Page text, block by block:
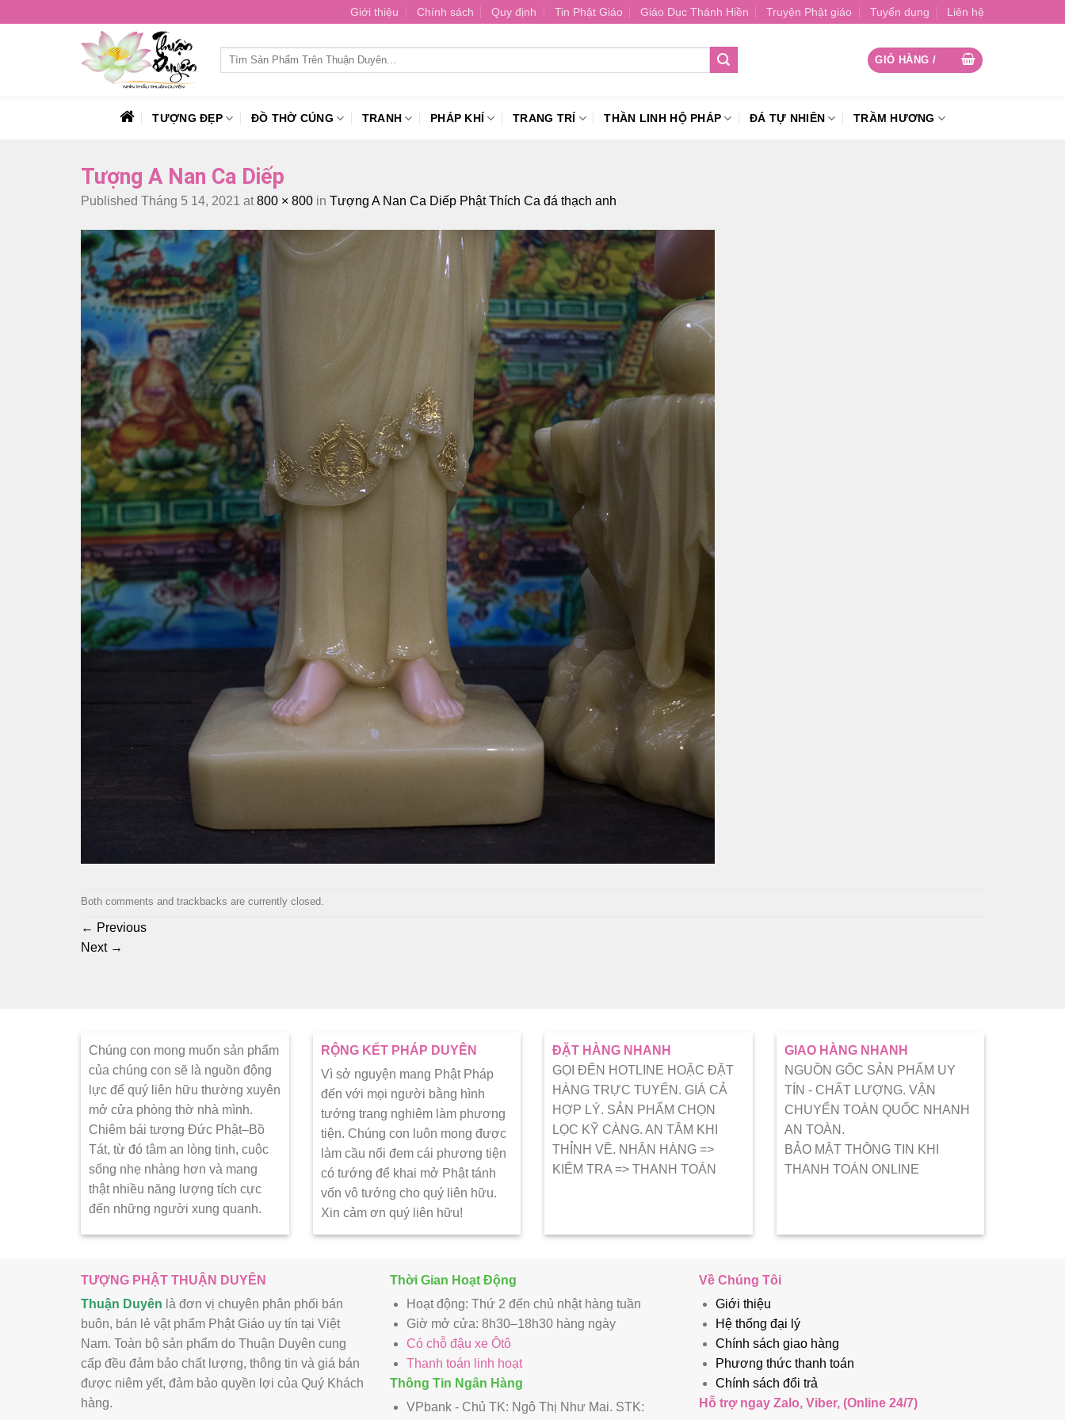
Giới thiệu Chính sách Quy định Tin Phật Giáo Giáo Dục Thánh Hiền Truyện Phật giáo Tuyển dụng Liên hệ
Tìm
GIỎ HÀNG /
TƯỢNG ĐẸP ĐỒ THỜ CÚNG TRANH PHÁP KHÍ TRANG TRÍ THẦN LINH HỘ PHÁP ĐÁ TỰ NHIÊN TRẦM HƯƠNG
Tượng A Nan Ca Diếp
Published Tháng 5 14, 2021 at 800 × 800 in Tượng A Nan Ca Diếp Phật Thích Ca đá thạch anh
Both comments and trackbacks are currently closed.
← Previous
Next →
Chúng con mong muốn sản phẩm
của chúng con sẽ là nguồn động
lực để quý liên hữu thường xuyên
mở cửa phòng thờ nhà mình.
Chiêm bái tượng Đức Phật–Bồ
Tát, từ đó tâm an lòng tịnh, cuộc
sống nhẹ nhàng hơn và mang
thật nhiều năng lượng tích cực
đến những người xung quanh.
RỘNG KẾT PHÁP DUYÊN
Vì sở nguyện mang Phật Pháp
đến với mọi người bằng hình
tướng trang nghiêm làm phương
tiện. Chúng con luôn mong được
làm cầu nối đem cái phương tiện
có tướng để khai mở Phật tánh
vốn vô tướng cho quý liên hữu.
Xin cảm ơn quý liên hữu!
ĐẶT HÀNG NHANH
GỌI ĐẾN HOTLINE HOẶC ĐẶT
HÀNG TRỰC TUYẾN. GIÁ CẢ
HỢP LÝ. SẢN PHẨM CHỌN
LỌC KỸ CÀNG. AN TÂM KHI
THỈNH VỀ. NHẬN HÀNG =>
KIẾM TRA => THANH TOÁN
GIAO HÀNG NHANH
NGUỒN GỐC SẢN PHẨM UY
TÍN - CHẤT LƯỢNG. VẬN
CHUYỂN TOÀN QUỐC NHANH
AN TOÀN.
BẢO MẬT THÔNG TIN KHI
THANH TOÁN ONLINE
TƯỢNG PHẬT THUẬN DUYÊN
Thuận Duyên là đơn vị chuyên phân phối bán
buôn, bán lẻ vật phẩm Phật Giáo uy tín tại Việt
Nam. Toàn bộ sản phẩm do Thuận Duyên cung
cấp đều đảm bảo chất lượng, thông tin và giá bán
được niêm yết, đảm bảo quyền lợi của Quý Khách
hàng.
Thời Gian Hoạt Động
Hoạt động: Thứ 2 đến chủ nhật hàng tuần
Giờ mở cửa: 8h30–18h30 hàng ngày
Có chỗ đậu xe Ôtô
Thanh toán linh hoạt
Thông Tin Ngân Hàng
VPbank - Chủ TK: Ngô Thị Như Mai. STK:
Về Chúng Tôi
Giới thiệu
Hệ thống đại lý
Chính sách giao hàng
Phương thức thanh toán
Chính sách đổi trả
Hỗ trợ ngay Zalo, Viber, (Online 24/7)